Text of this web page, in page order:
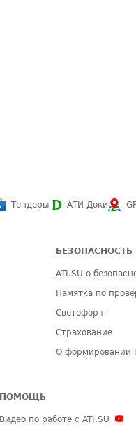
Тендеры АТИ-Доки
БЕЗОПАСНОСТЬ
ATI.SU о
Памятка по
Светофор+
Страхование
О формировании
ПОМОЩЬ
Видео по работе с ATI.SU